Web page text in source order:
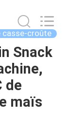
casse-croûte
Snack
de
maïs